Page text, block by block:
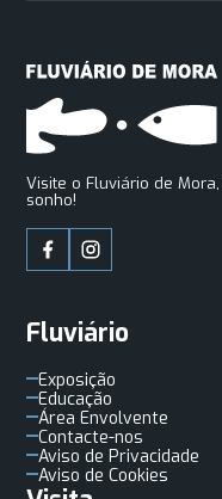
Visite o Fluviário de
sonho!
Fluviário
Exposição
Educação
Área Envolvente
Contacte-nos
Aviso de Privacidade
Aviso de Cookies